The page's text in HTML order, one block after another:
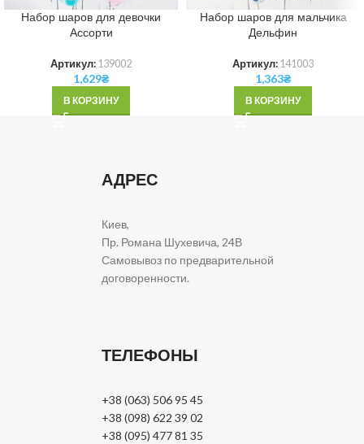
Набор шаров для девочки
Ассорти
Артикул: 139002
1,629₴
В КОРЗИНУ
Набор шаров для мальчика
Дельфин
Артикул: 141003
1,363₴
В КОРЗИНУ
АДРЕС
Киев,
Пр. Романа Шухевича, 24В
Самовывоз по предварительной
договоренности.
ТЕЛЕФОНЫ
+38 (063) 506 95 45
+38 (098) 622 39 02
+38 (095) 477 81 35